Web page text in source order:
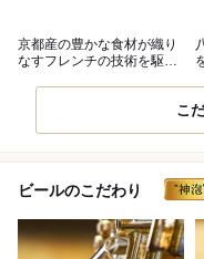
京都産の豊かな食材が織り
なすフレンチの技術を駆使
こ
ビールのこだわり